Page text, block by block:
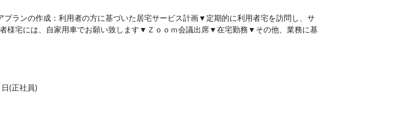
ランの作成：利用者の方に基づいた居宅サービス計画▼定期的に利用者宅を訪問し、サ
様宅には、自家用車でお願い致します▼Ｚｏｏｍ会議出席▼在宅勤務▼その他、業務に基
(正社員)